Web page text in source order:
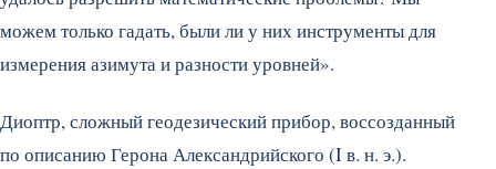
можем только гадать, были ли у них инструменты для
измерения азимута и разности уровней».
Диоптр, сложный геодезический прибор, воссозданный
по описанию Герона Александрийского (I в. н. э.).